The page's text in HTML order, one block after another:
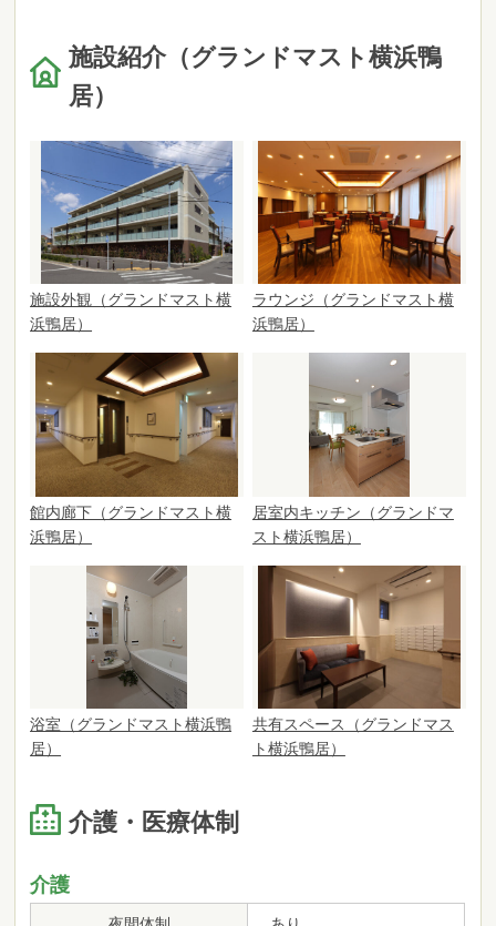
施設紹介（グランドマスト横浜鴨
居）
施設外観（グランドマスト横
浜鴨居）
ラウンジ（グランドマスト横
浜鴨居）
館内廊下（グランドマスト横
浜鴨居）
居室内キッチン（グランドマ
スト横浜鴨居）
浴室（グランドマスト横浜鴨
居）
共有スペース（グランドマス
ト横浜鴨居）
介護・医療体制
介護